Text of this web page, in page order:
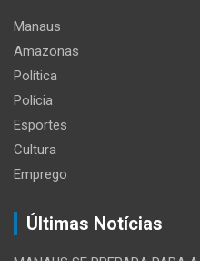
Manaus
Amazonas
Política
Polícia
Esportes
Cultura
Emprego
Últimas Notícias